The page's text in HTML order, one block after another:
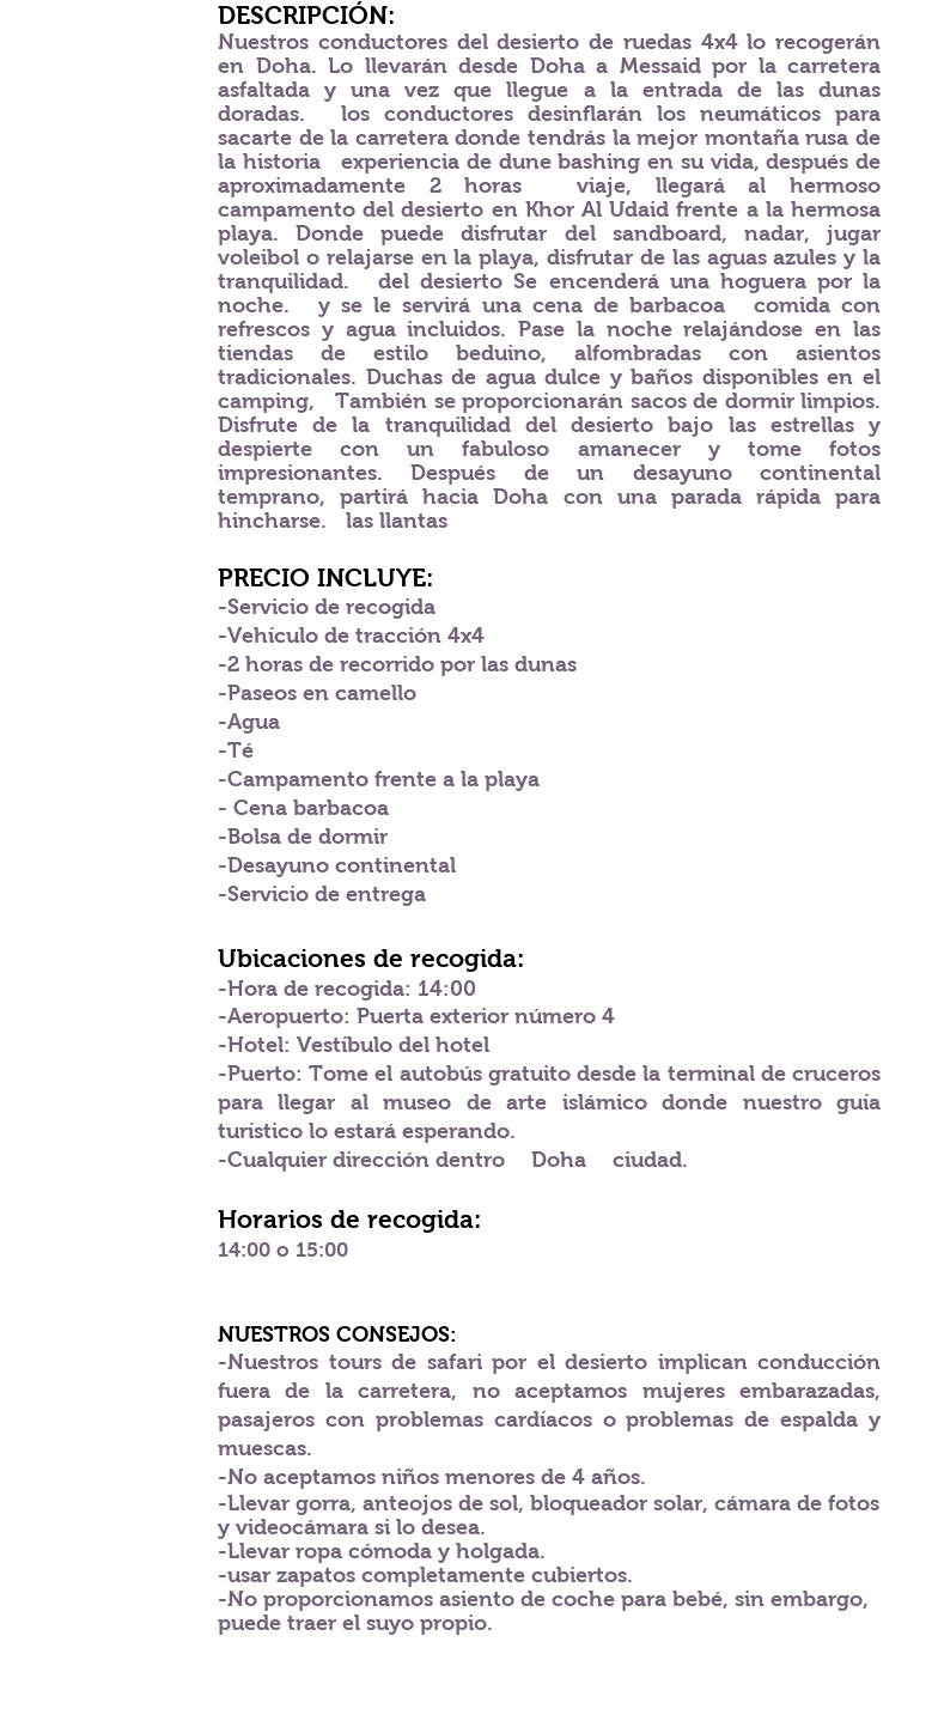
DESCRIPCIÓN:
Nuestros conductores del desierto de ruedas 4x4 lo recogerán
en Doha. Lo llevarán desde Doha a Messaid por la carretera
asfaltada y una vez que llegue a la entrada de las dunas
doradas.
los conductores desinflarán los neumáticos para
sacarte de la carretera donde tendrás la mejor montaña rusa de
la historia
experiencia de dune bashing en su vida, después de
aproximadamente 2 horas
viaje, llegará al hermoso
campamento del desierto en Khor Al Udaid frente a la hermosa
playa. Donde puede disfrutar del sandboard, nadar, jugar
voleibol o relajarse en la playa, disfrutar de las aguas azules y la
tranquilidad.
del desierto Se encenderá una hoguera por la
noche.
y se le servirá una cena de barbacoa
comida con
refrescos y agua incluidos. Pase la noche relajándose en las
tiendas de estilo beduino, alfombradas con asientos
tradicionales. Duchas de agua dulce y baños disponibles en el
camping,
También se proporcionarán sacos de dormir limpios.
Disfrute de la tranquilidad del desierto bajo las estrellas y
despierte con un fabuloso amanecer y tome fotos
impresionantes. Después de un desayuno continental
temprano, partirá hacia Doha con una parada rápida para
hincharse.
las llantas
PRECIO INCLUYE:
-Servicio de recogida
-Vehículo de tracción 4x4
-2 horas de recorrido por las dunas
-Paseos en camello
-Agua
-Té
-Campamento frente a la playa
- Cena barbacoa
-Bolsa de dormir
-Desayuno continental
-Servicio de entrega
Ubicaciones de recogida:
-Hora de recogida: 14:00
-Aeropuerto: Puerta exterior número 4
-Hotel: Vestíbulo del hotel
-Puerto: Tome el autobús gratuito desde la terminal de cruceros
para llegar al museo de arte islámico donde nuestro guía
turístico lo estará esperando.
-Cualquier dirección dentro
Doha ciudad.
Horarios de recogida:
14:00 o 15:00
NUESTROS CONSEJOS:
-Nuestros tours de safari por el desierto implican conducción
fuera de la carretera, no aceptamos mujeres embarazadas,
pasajeros con problemas cardíacos o problemas de espalda y
muescas.
-No aceptamos niños menores de 4 años.
-Llevar gorra, anteojos de sol, bloqueador solar, cámara de fotos
y videocámara si lo desea.
-Llevar ropa cómoda y holgada.
-usar zapatos completamente cubiertos.
-No proporcionamos asiento de coche para bebé, sin embargo,
puede traer el suyo propio.